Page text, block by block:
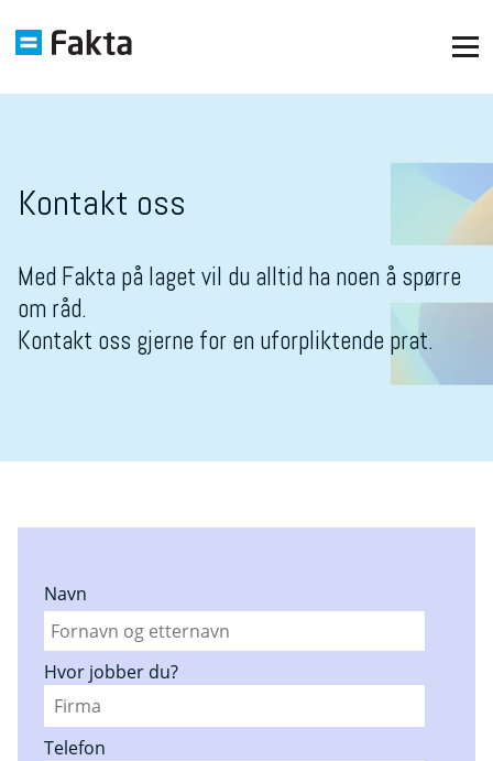
Kontakt oss
Med Fakta på laget vil du alltid ha noen å spørre
om råd.
Kontakt oss gjerne for en uforpliktende prat.
Navn
Hvor jobber du?
Telefon